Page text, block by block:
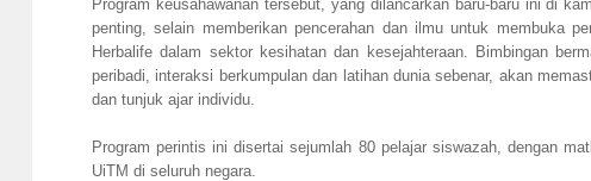
Program keusahawanan tersebut, yang dilancarkan baru-baru ini di
penting, selain memberikan pencerahan dan ilmu untuk membuka
Herbalife dalam sektor kesihatan dan kesejahteraan. Bimbingan
peribadi, interaksi berkumpulan dan latihan dunia sebenar, akan
dan tunjuk ajar individu.
Program perintis ini disertai sejumlah 80 pelajar siswazah, dengan
UiTM di seluruh negara.